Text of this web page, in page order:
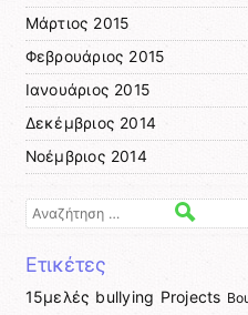
Μάρτιος 2015
Φεβρουάριος 2015
Ιανουάριος 2015
Δεκέμβριος 2014
Νοέμβριος 2014
Αναζήτηση
Ετικέτες
15μελές bullying Projects